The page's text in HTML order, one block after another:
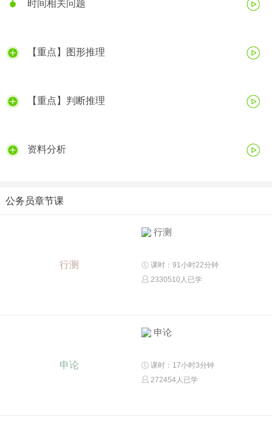
时间相关问题
【重点】图形推理
【重点】判断推理
资料分析
公务员章节课
行测
行测
课时：91小时22分钟
2330510人已学
申论
申论
课时：17小时3分钟
272454人已学